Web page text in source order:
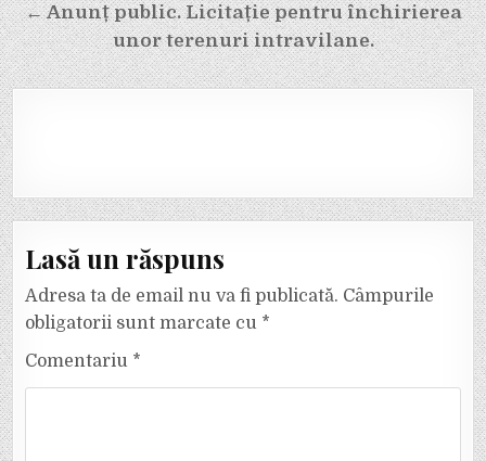
← Anunț public. Licitație pentru închirierea
unor terenuri intravilane.
Lasă un răspuns
Adresa ta de email nu va fi publicată. Câmpurile
obligatorii sunt marcate cu *
Comentariu *